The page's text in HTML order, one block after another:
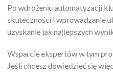
Po wdrożeniu automatyzacji
skuteczności i wprowadzanie
uzyskanie jak najlepszych
Wsparcie ekspertów w tym
Jeśli chcesz dowiedzieć się